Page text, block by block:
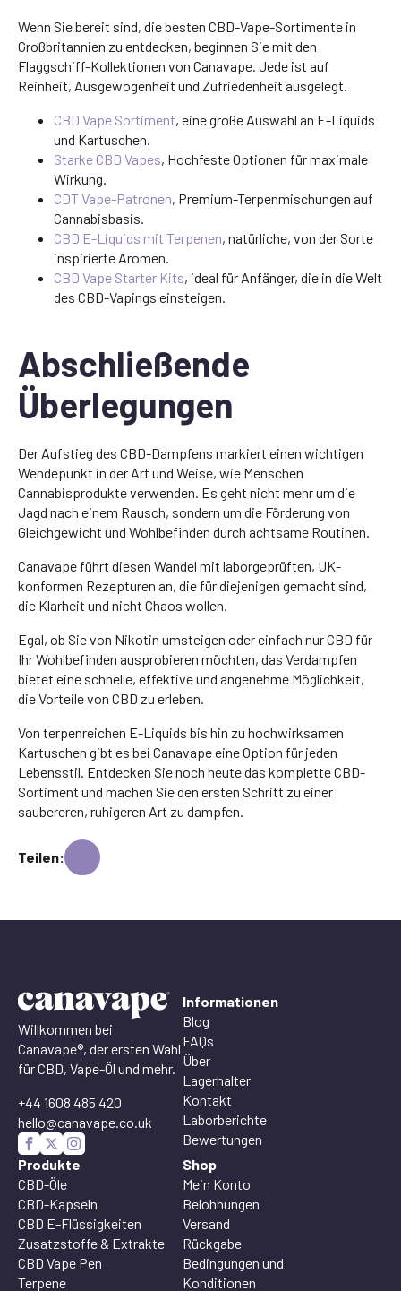
Wenn Sie bereit sind, die besten CBD-Vape-Sortimente in
Großbritannien zu entdecken, beginnen Sie mit den
Flaggschiff-Kollektionen von Canavape. Jede ist auf
Reinheit, Ausgewogenheit und Zufriedenheit ausgelegt.
CBD Vape Sortiment, eine große Auswahl an E-Liquids
und Kartuschen.
Starke CBD Vapes, Hochfeste Optionen für maximale
Wirkung.
CDT Vape-Patronen, Premium-Terpenmischungen auf
Cannabisbasis.
CBD E-Liquids mit Terpenen, natürliche, von der Sorte
inspirierte Aromen.
CBD Vape Starter Kits, ideal für Anfänger, die in die Welt
des CBD-Vapings einsteigen.
Abschließende
Überlegungen
Der Aufstieg des CBD-Dampfens markiert einen wichtigen
Wendepunkt in der Art und Weise, wie Menschen
Cannabisprodukte verwenden. Es geht nicht mehr um die
Jagd nach einem Rausch, sondern um die Förderung von
Gleichgewicht und Wohlbefinden durch achtsame Routinen.
Canavape führt diesen Wandel mit laborgeprüften, UK-
konformen Rezepturen an, die für diejenigen gemacht sind,
die Klarheit und nicht Chaos wollen.
Egal, ob Sie von Nikotin umsteigen oder einfach nur CBD für
Ihr Wohlbefinden ausprobieren möchten, das Verdampfen
bietet eine schnelle, effektive und angenehme Möglichkeit,
die Vorteile von CBD zu erleben.
Von terpenreichen E-Liquids bis hin zu hochwirksamen
Kartuschen gibt es bei Canavape eine Option für jeden
Lebensstil. Entdecken Sie noch heute das komplette CBD-
Sortiment und machen Sie den ersten Schritt zu einer
saubereren, ruhigeren Art zu dampfen.
Teilen:
Willkommen bei
Canavape®, der ersten Wahl
für CBD, Vape-Öl und mehr.
+44 1608 485 420
hello@canavape.co.uk
Informationen
Blog
FAQs
Über
Lagerhalter
Kontakt
Laborberichte
Bewertungen
Produkte
CBD-Öle
CBD-Kapseln
CBD E-Flüssigkeiten
Zusatzstoffe & Extrakte
CBD Vape Pen
Terpene
Shop
Mein Konto
Belohnungen
Versand
Rückgabe
Bedingungen und
Konditionen